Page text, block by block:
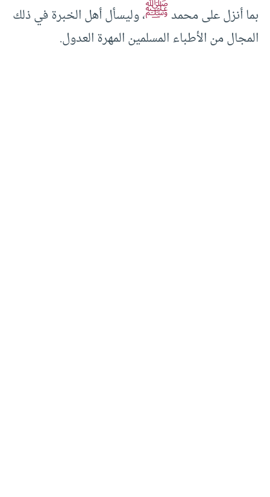
بما أنزل على محمدﷺ، وليسأل أهل الخبرة في ذلك
المجال من الأطباء المسلمين المهرة العدول.